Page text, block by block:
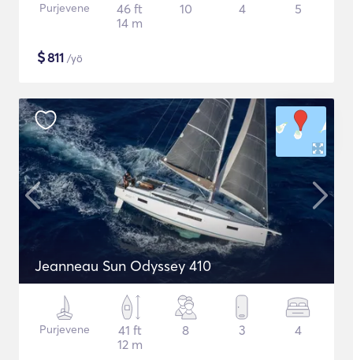
Purjevene
46 ft
14 m
10 4 5
$811 /yö
Jeanneau Sun Odyssey 410
Purjevene
41 ft
12 m
8 3 4